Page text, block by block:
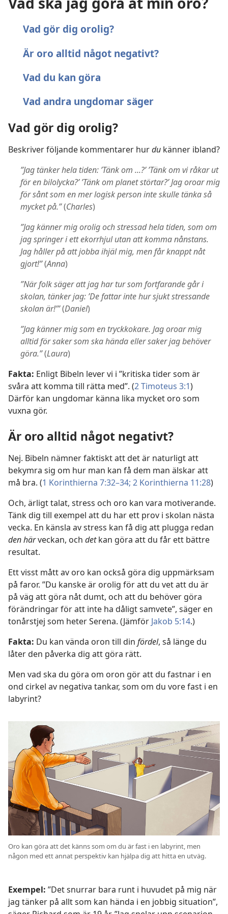
Vad gör dig orolig?
Är oro alltid något negativt?
Vad du kan göra
Vad andra ungdomar säger
Vad gör dig orolig?
Beskriver följande kommentarer hurdu känner ibland?
”Jag tänker hela tiden: ’Tänk om ...?’ ’Tänk om vi råkar ut
för en bilolycka?’ ’Tänk om planet störtar?’ Jag oroar mig
för sånt som en mer logisk person inte skulle tänka så
mycket på.”(Charles)
”Jag känner mig orolig och stressad hela tiden, som om
jag springer i ett ekorrhjul utan att komma nånstans.
Jag håller på att jobba ihjäl mig, men får knappt nåt
gjort!”(Anna)
”När folk säger att jag har tur som fortfarande går i
skolan, tänker jag: ’De fattar inte hur sjukt stressande
skolan är!’”(Daniel)
”Jag känner mig som en tryckkokare. Jag oroar mig
alltid för saker som ska hända eller saker jag behöver
göra.”(Laura)
Fakta: Enligt Bibeln lever vi i ”kritiska tider som är
svåra att komma till rätta med”. (2 Timoteus 3:1)
Därför kan ungdomar känna lika mycket oro som
vuxna gör.
Är oro alltid något negativt?
Nej. Bibeln nämner faktiskt att det är naturligt att
bekymra sig om hur man kan få dem man älskar att
må bra. (1 Korinthierna 7:32–34; 2 Korinthierna 11:28)
Och, ärligt talat, stress och oro kan vara motiverande.
Tänk dig till exempel att du har ett prov i skolan nästa
vecka. En känsla av stress kan få dig att plugga redan
den härveckan, och detkan göra att du får ett bättre
resultat.
Ett visst mått av oro kan också göra dig uppmärksam
på faror. ”Du kanske är orolig för att du vet att du är
på väg att göra nåt dumt, och att du behöver göra
förändringar för att inte ha dåligt samvete”, säger en
tonårstjej som heter Serena. (Jämför Jakob 5:14.)
Fakta: Du kan vända oron till din fördel, så länge du
låter den påverka dig att göra rätt.
Men vad ska du göra om oron gör att du fastnar i en
ond cirkel av negativa tankar, som om du vore fast i en
labyrint?
Oro kan göra att det känns som om du är fast i en labyrint, men
någon med ett annat perspektiv kan hjälpa dig att hitta en utväg.
Exempel: ”Det snurrar bara runt i huvudet på mig när
jag tänker på allt som kan hända i en jobbig situation”,